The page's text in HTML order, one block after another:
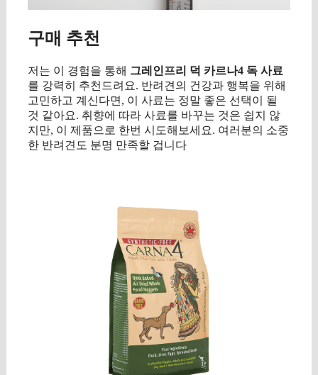
구매 추천
저는 이 경험을 통해 그레인프리 덕 카르나4 독 사료
를 강력히 추천드려요. 반려견의 건강과 행복을 위해
고민하고 계신다면, 이 사료는 정말 좋은 선택이 될
것 같아요. 취향에 따라 사료를 바꾸는 것은 쉽지 않
지만, 이 제품으로 한번 시도해보세요. 여러분의 소중
한 반려견도 분명 만족할 겁니다